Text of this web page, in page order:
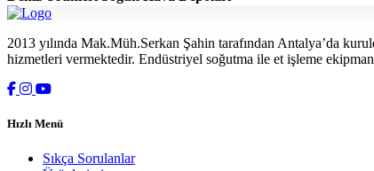
2013 yılında Mak.Müh.Serkan Şahin tarafından Antalya’da
hizmetleri vermektedir. Endüstriyel soğutma ile et işleme
Hızlı Menü
Sıkça Sorulanlar